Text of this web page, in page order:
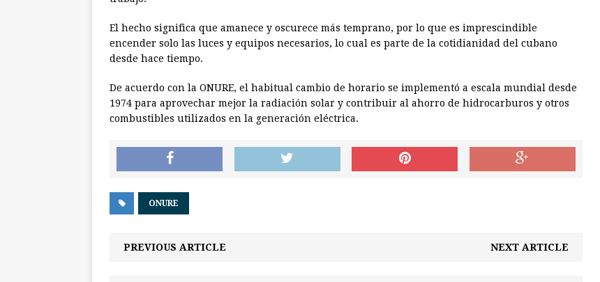
El hecho significa que amanece y oscurece más temprano, por lo que es imprescindible
encender solo las luces y equipos necesarios, lo cual es parte de la cotidianidad del cubano
desde hace tiempo.
De acuerdo con la ONURE, el habitual cambio de horario se implementó a escala mundial desde
1974 para aprovechar mejor la radiación solar y contribuir al ahorro de hidrocarburos y otros
combustibles utilizados en la generación eléctrica.
ONURE
PREVIOUS ARTICLE NEXT ARTICLE